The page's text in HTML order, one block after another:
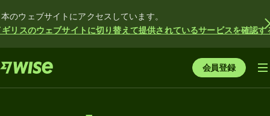
のウェブサイトにアクセスしています。
ギリスのウェブサイトに切り替えて提供されているサービスを確認す
会員登録